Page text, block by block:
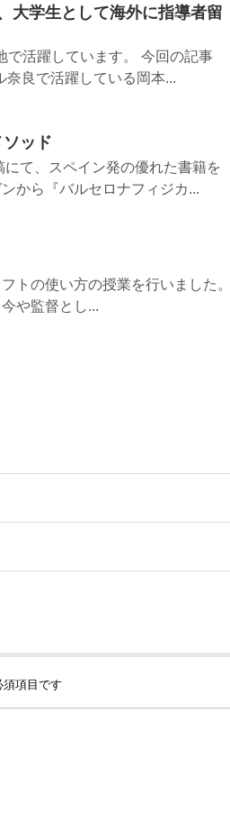
大学生として海外に指導者留
で活躍しています。 今回の記事
良で活躍している岡本...
ッド
て、スペイン発の優れた書籍を
から『バルセロナフィジカ...
トの使い方の授業を行いました。
や監督とし...
項目です